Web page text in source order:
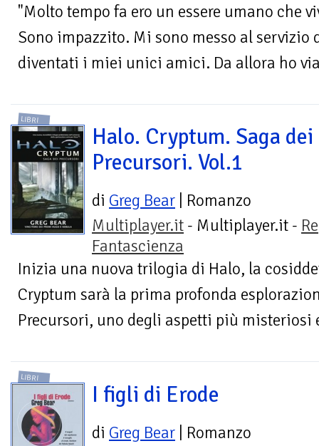
"Molto tempo fa ero un essere umano che
Sono impazzito. Mi sono messo al
diventati i miei unici amici. Da allora ho
LIBRI
Halo. Cryptum. Saga dei
Precursori. Vol.1
di Greg Bear | Romanzo
Multiplayer.it - Multiplayer.it -
Fantascienza
Inizia una nuova trilogia di Halo, la
Cryptum sarà la prima profonda
Precursori, uno degli aspetti più misteriosi
LIBRI
I figli di Erode
di Greg Bear | Romanzo